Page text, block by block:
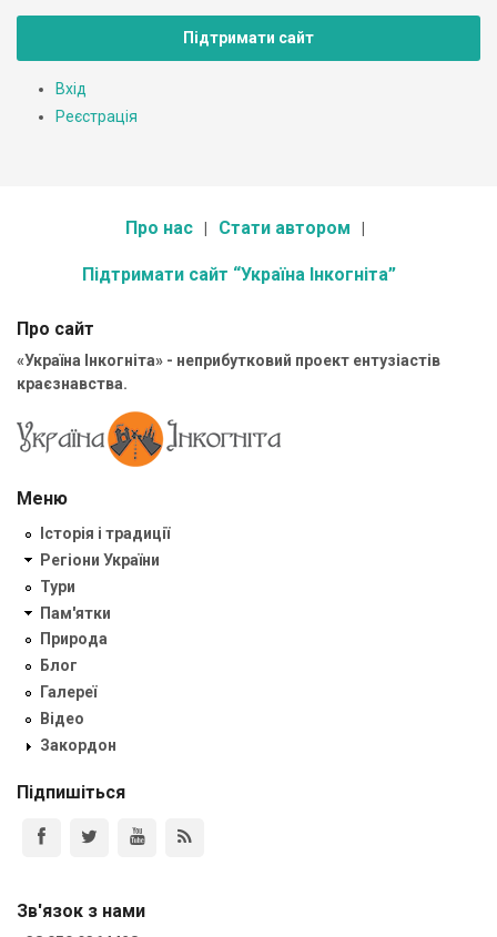
Підтримати сайт
Вхід
Реєстрація
Про нас Стати автором
Підтримати сайт “Україна Інкогніта”
Про сайт
«Україна Інкогніта» - неприбутковий проект ентузіастів
краєзнавства.
Меню
Історія і традиції
Регіони України
Тури
Пам'ятки
Природа
Блог
Галереї
Відео
Закордон
Підпишіться
Зв'язок з нами